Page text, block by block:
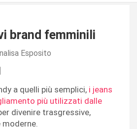
brand femminili
Esposito
a quelli più semplici, i jeans
più utilizzati dalle
divenire trasgressive,
moderne.